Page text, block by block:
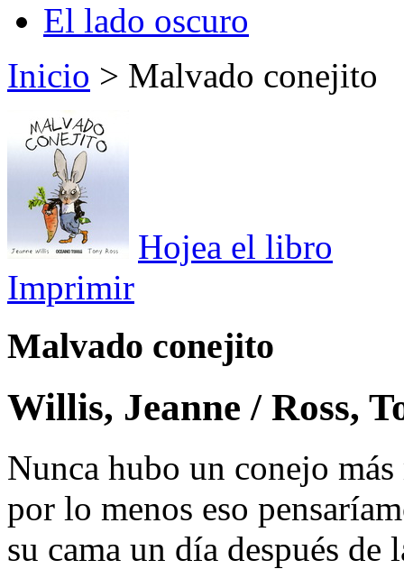
El lado oscuro
Inicio > Malvado conejito
Hojea el libro
Imprimir
Malvado conejito
Willis, Jeanne / Ross,
Nunca hubo un conejo
por lo menos eso
su cama un día después de